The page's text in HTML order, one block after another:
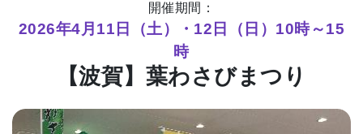
エリア特集
お問合わせ
FAQ
開催期間：
2026年4月11日（土）・12日（日）10時～15
時
【波賀】葉わさびまつり